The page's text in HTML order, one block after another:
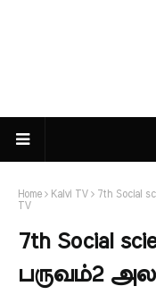
Home Kalvi TV
7th Social
TV
7th Social
பருவம்2